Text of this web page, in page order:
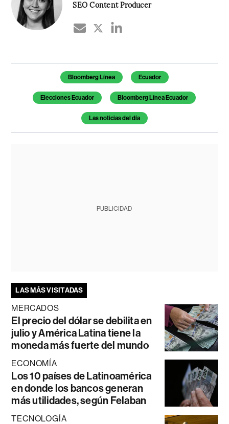
SEO Content Producer
Temas de este artículo
Bloomberg Línea Ecuador
Elecciones Ecuador Bloomberg Línea Ecuador
Las noticias del día
PUBLICIDAD
LAS MÁS VISITADAS
MERCADOS
El precio del dólar se debilita en
julio y América Latina tiene la
moneda más fuerte del mundo
ECONOMÍA
Los 10 países de Latinoamérica
en donde los bancos generan
más utilidades, según Felaban
TECNOLOGÍA